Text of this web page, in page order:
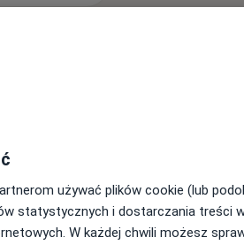
Dzięki
używać plików cookie (lub
statystycznych i dostarczania treści
W każdej chwili możesz